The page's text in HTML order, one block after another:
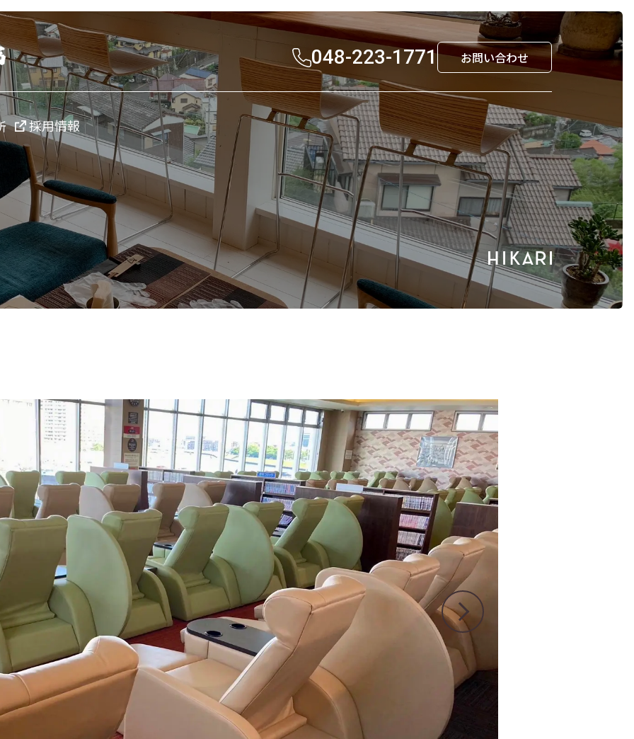
048-223-1771 お問い合わせ
採用情報